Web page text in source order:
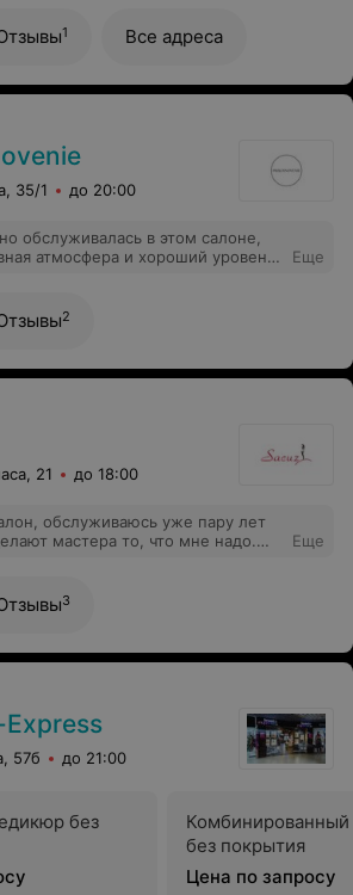
Ответили на следующий
что мое время уже
ситуация. Это
или типичная
Не рекомендую!
1 Все адреса
35/1 до 20:00
обслуживалась в этом салоне,
атмосфера и хороший уровень
радует результат стрижки
ногами устраняются стараниями
и педикюру Татьяны.
Еще
2
21 до 18:00
обслуживаюсь уже пару лет
мастера то, что мне надо.
Еще
3
57б до 21:00
без
без покрытия
Цена по запросу